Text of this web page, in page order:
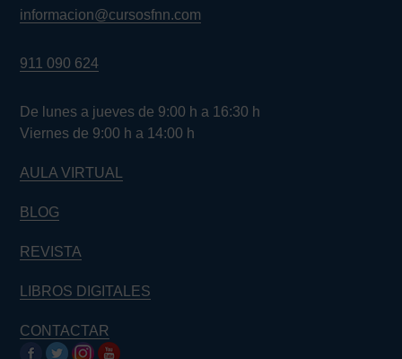
informacion@cursosfnn.com
911 090 624
De lunes a jueves de 9:00 h a 16:30 h
Viernes de 9:00 h a 14:00 h
AULA VIRTUAL
BLOG
REVISTA
LIBROS DIGITALES
CONTACTAR